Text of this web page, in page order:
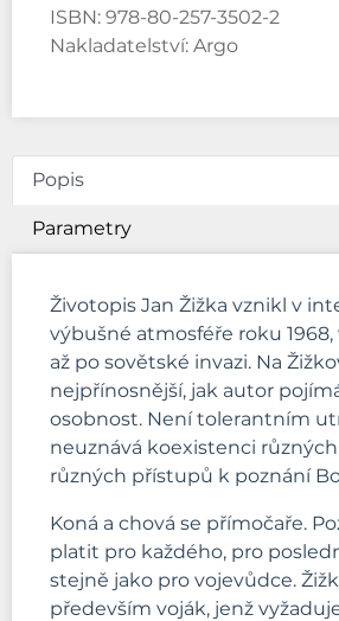
ISBN: 978-80-257-3502-2
Nakladatelství: Argo
Popis
Parametry
Životopis Jan Žižka vznikl v
výbušné atmosféře roku 1968,
až po sovětské invazi. Na
nejpřínosnější, jak autor
osobnost. Není tolerantním
neuznává koexistenci
různých přístupů k poznání
Koná a chová se přímočaře.
platit pro každého, pro
stejně jako pro vojevůdce.
především voják, jenž